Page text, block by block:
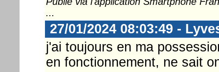
...
27/01/2024 08:03:49 -
j'ai toujours en ma
en fonctionnement, ne sait